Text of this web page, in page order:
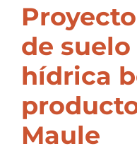
de
hídrica
Maule